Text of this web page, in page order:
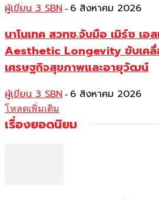
ผู้เขียน 3 SBN - 6 สิงหาคม 2026
นาโนเทค สวทช.จับมือ เมิร์ซ เอ
Aesthetic Longevity ขับเคลื่
เศรษฐกิจสุขภาพและอายุวัฒน์
ผู้เขียน 3 SBN - 6 สิงหาคม 2026
โหลดเพิ่มเติม
เรื่องยอดนิยม